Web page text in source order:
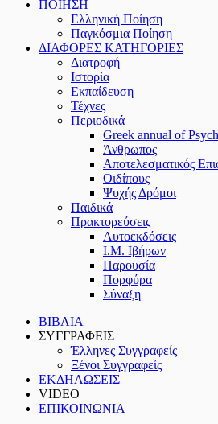
ΠΟΙΗΣΗ
Ελληνική Ποίηση
Παγκόσμια Ποίηση
ΔΙΑΦΟΡΕΣ ΚΑΤΗΓΟΡΙΕΣ
Διατροφή
Ιστορία
Εκπαίδευση
Τέχνες
Περιοδικά
Greek annual of
Άνθρωπος
Αποτελεσματικός
Οιδίπους
Ψυχής Δρόμοι
Παιδικά
Πρακτoρεύσεις
Αυτοεκδόσεις
Ι.Μ. Ιβήρων
Παρουσία
Πορφύρα
Σύναξη
ΒΙΒΛΙΑ
ΣΥΓΓΡΑΦΕΙΣ
Έλληνες Συγγραφείς
Ξένοι Συγγραφείς
ΕΚΔΗΛΩΣΕΙΣ
VIDEO
ΕΠΙΚΟΙΝΩΝΙΑ